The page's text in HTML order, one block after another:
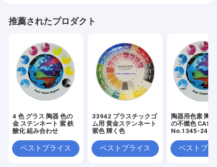
推薦されたプロダクト
4 色 グラス 陶器 色の
金 ステンネート 紫 鉄
酸化 組み合わせ
ベストプライス
33942 プラスチックゴ
ム用 黄金ステンネート
紫色 輝く色
ベストプライス
陶器用色素 陶
の不燃色 CAS
No.1345-24-0
ベストプラ